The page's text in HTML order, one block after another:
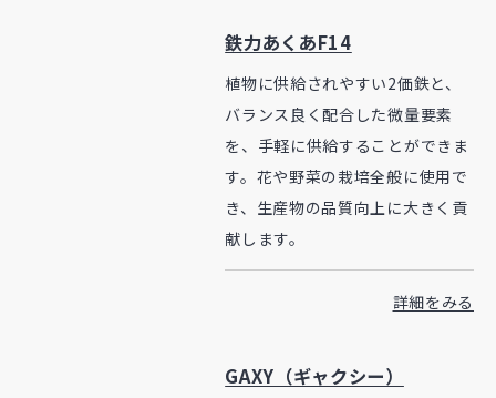
鉄力あくあF14
植物に供給されやすい2価鉄と、
バランス良く配合した微量要素
を、手軽に供給することができま
す。花や野菜の栽培全般に使用で
き、生産物の品質向上に大きく貢
献します。
詳細をみる
GAXY（ギャクシー）